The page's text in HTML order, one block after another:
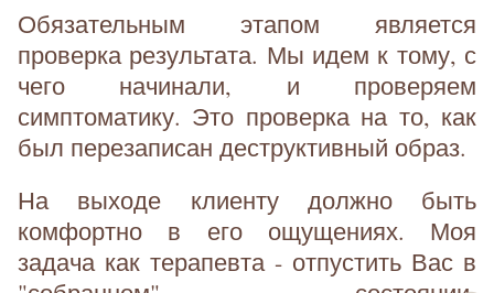
Обязательным этапом является
проверка результата. Мы идем к тому, с
чего начинали, и проверяем
симптоматику. Это проверка на то, как
был перезаписан деструктивный образ.
На выходе клиенту должно быть
комфортно в его ощущениях. Моя
задача как терапевта - отпустить Вас в